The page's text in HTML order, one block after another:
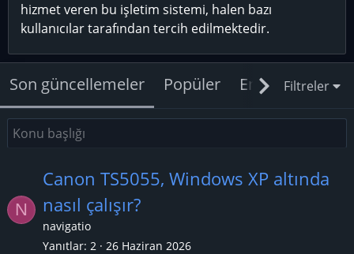
hizmet veren bu işletim sistemi, halen bazı
kullanıcılar tarafından tercih edilmektedir.
Son güncellemeler Popüler En yeniler
Filtreler
N
Canon TS5055, Windows XP altında
nasıl çalışır?
navigatio
Yanıtlar 2 26 Haziran 2026